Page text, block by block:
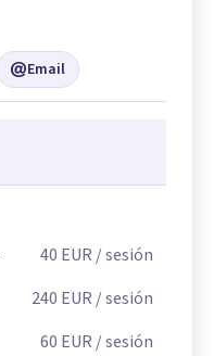
Email
40 EUR / sesión
240 EUR / sesión
60 EUR / sesión